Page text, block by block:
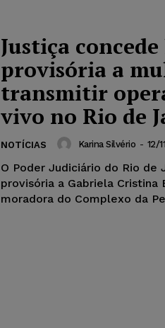
Justiça
provisória a
transmitir
vivo no Rio de
NOTÍCIAS Karina Silvério - 12/
O Poder Judiciário do Rio de
provisória a Gabriela Cristina
moradora do Complexo da